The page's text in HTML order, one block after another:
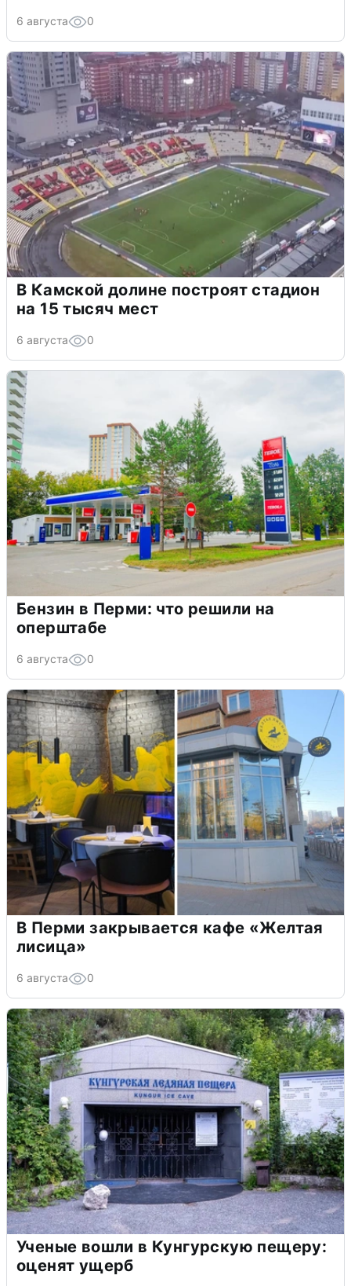
6 августа 0
В Камской долине построят стадион
на 15 тысяч мест
6 августа 0
Бензин в Перми: что решили на
оперштабе
6 августа 0
В Перми закрывается кафе «Желтая
лисица»
6 августа 0
Ученые вошли в Кунгурскую пещеру:
оценят ущерб